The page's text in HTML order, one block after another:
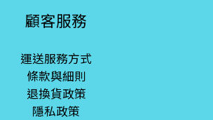
顧客服務
運送服務方式
條款與細則
退換貨政策
隱私政策